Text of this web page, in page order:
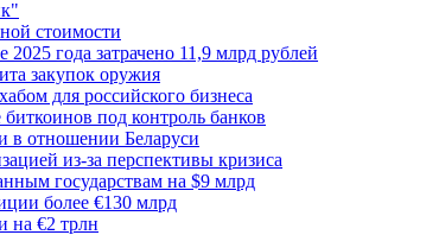
стоимости
года затрачено 11,9 млрд рублей
закупок оружия
для российского бизнеса
под контроль банков
в отношении Беларуси
из-за перспективы кризиса
государствам на $9 млрд
более €130 млрд
на €2 трлн